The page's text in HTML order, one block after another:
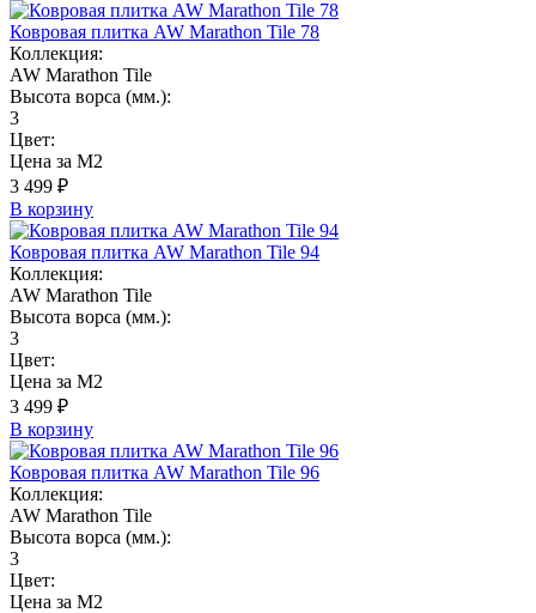
Ковровая плитка AW Marathon Tile 78
Коллекция:
AW Marathon Tile
Высота ворса (мм.):
3
Цвет:
Цена за М2
3 499 ₽
В корзину
Ковровая плитка AW Marathon Tile 94
Коллекция:
AW Marathon Tile
Высота ворса (мм.):
3
Цвет:
Цена за М2
3 499 ₽
В корзину
Ковровая плитка AW Marathon Tile 96
Коллекция:
AW Marathon Tile
Высота ворса (мм.):
3
Цвет:
Цена за М2